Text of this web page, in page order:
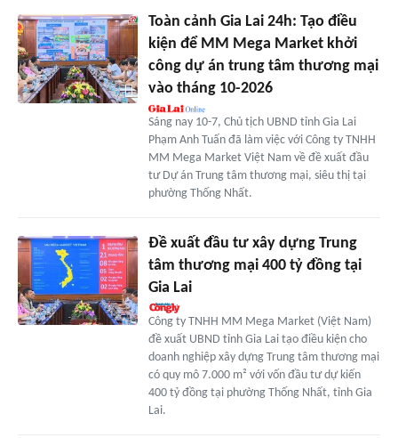
Toàn cảnh Gia Lai 24h: Tạo điều
kiện để MM Mega Market khởi
công dự án trung tâm thương mại
vào tháng 10-2026
Sáng nay 10-7, Chủ tịch UBND tỉnh Gia Lai
Phạm Anh Tuấn đã làm việc với Công ty TNHH
MM Mega Market Việt Nam về đề xuất đầu
tư Dự án Trung tâm thương mại, siêu thị tại
phường Thống Nhất.
Đề xuất đầu tư xây dựng Trung
tâm thương mại 400 tỷ đồng tại
Gia Lai
Công ty TNHH MM Mega Market (Việt Nam)
đề xuất UBND tỉnh Gia Lai tạo điều kiện cho
doanh nghiệp xây dựng Trung tâm thương mại
có quy mô 7.000 m² với vốn đầu tư dự kiến
400 tỷ đồng tại phường Thống Nhất, tỉnh Gia
Lai.